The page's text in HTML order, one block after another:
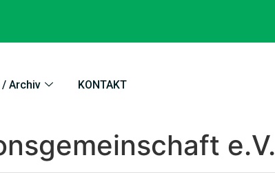
/ Archiv
KONTAKT
e.V.